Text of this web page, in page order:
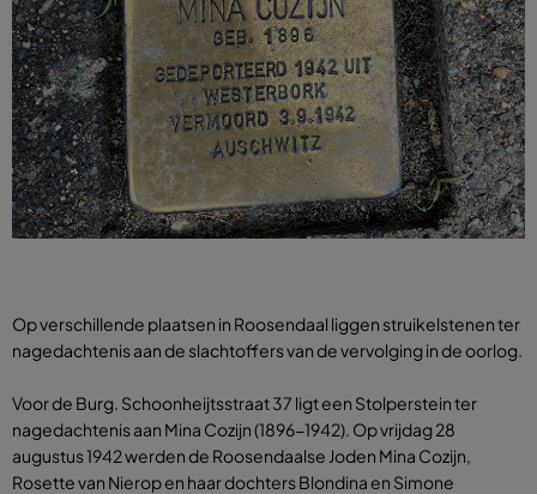
Op verschillende plaatsen in Roosendaal liggen struikelstenen ter
nagedachtenis aan de slachtoffers van de vervolging in de oorlog.
Voor de Burg. Schoonheijtsstraat 37 ligt een Stolperstein ter
nagedachtenis aan Mina Cozijn (1896-1942). Op vrijdag 28
augustus 1942 werden de Roosendaalse Joden Mina Cozijn,
Rosette van Nierop en haar dochters Blondina en Simone